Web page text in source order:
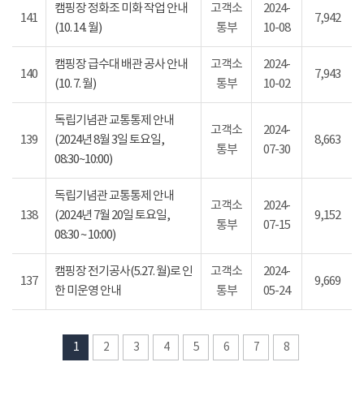
141
캠핑장 정화조 미화 작업 안내
(10. 14. 월)
고객소
통부
2024-
10-08
7,942
140
캠핑장 급수대 배관 공사 안내
(10. 7. 월)
고객소
통부
2024-
10-02
7,943
139
독립기념관 교통통제 안내
(2024년 8월 3일 토요일,
08:30~10:00)
고객소
통부
2024-
07-30
8,663
138
독립기념관 교통통제 안내
(2024년 7월 20일 토요일,
08:30 ~ 10:00)
고객소
통부
2024-
07-15
9,152
137
캠핑장 전기공사(5.27. 월)로 인
한 미운영 안내
고객소
통부
2024-
05-24
9,669
1 2 3 4 5 6 7 8